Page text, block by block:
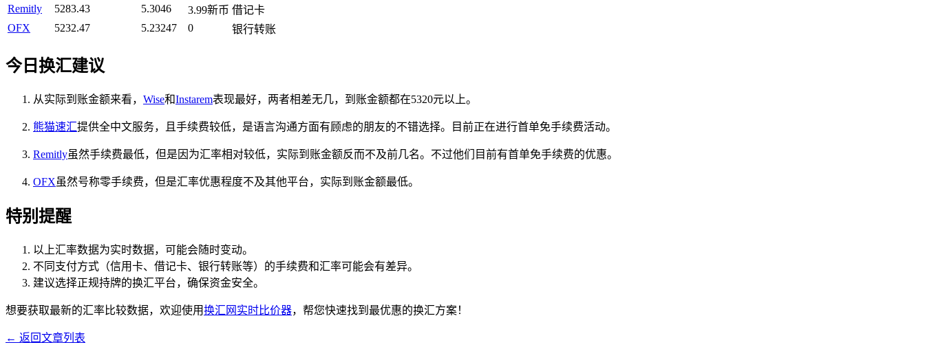
Remitly
5283.43 5.3046 3.99新币 借记卡
OFX
5232.47 5.23247 0 银行转账
今日换汇建议
从实际到账金额来看， Wise和Instarem表现最好，两者相差无几，到账金额都在5320元以上。
熊猫速汇提供全中文服务，且手续费较低，是语言沟通方面有顾虑的朋友的不错选择。目前正在进行首单免手续费活动。
Remitly虽然手续费最低，但是因为汇率相对较低，实际到账金额反而不及前几名。不过他们目前有首单免手续费的优惠。
OFX虽然号称零手续费，但是汇率优惠程度不及其他平台，实际到账金额最低。
特别提醒
以上汇率数据为实时数据，可能会随时变动。
不同支付方式（信用卡、借记卡、银行转账等）的手续费和汇率可能会有差异。
建议选择正规持牌的换汇平台，确保资金安全。
想要获取最新的汇率比较数据，欢迎使用换汇网实时比价器，帮您快速找到最优惠的换汇方案！
← 返回文章列表